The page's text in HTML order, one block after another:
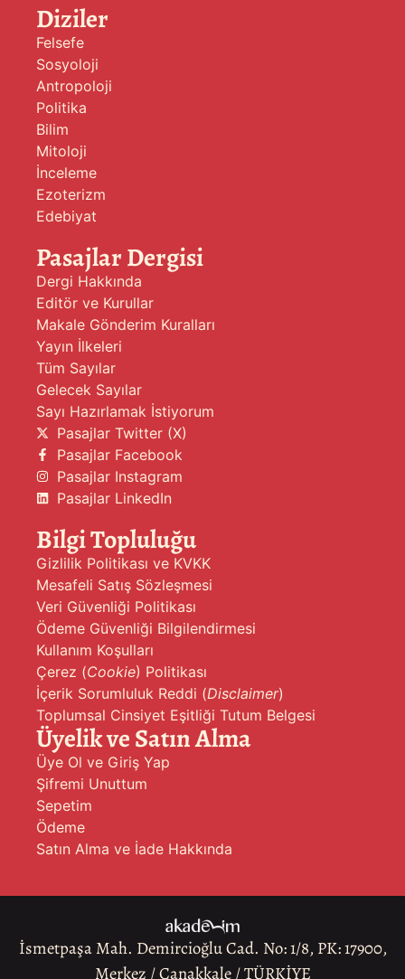
Diziler
Felsefe
Sosyoloji
Antropoloji
Politika
Bilim
Mitoloji
İnceleme
Ezoterizm
Edebiyat
Pasajlar Dergisi
Dergi Hakkında
Editör ve Kurullar
Makale Gönderim Kuralları
Yayın İlkeleri
Tüm Sayılar
Gelecek Sayılar
Sayı Hazırlamak İstiyorum
Pasajlar Twitter (X)
Pasajlar Facebook
Pasajlar Instagram
Pasajlar LinkedIn
Bilgi Topluluğu
Gizlilik Politikası ve KVKK
Mesafeli Satış Sözleşmesi
Veri Güvenliği Politikası
Ödeme Güvenliği Bilgilendirmesi
Kullanım Koşulları
Çerez (Cookie) Politikası
İçerik Sorumluluk Reddi (Disclaimer)
Toplumsal Cinsiyet Eşitliği Tutum Belgesi
Üyelik ve Satın Alma
Üye Ol ve Giriş Yap
Şifremi Unuttum
Sepetim
Ödeme
Satın Alma ve İade Hakkında
İsmetpaşa Mah. Demircioğlu Cad. No: 1/8, PK: 17900,
Merkez / Çanakkale / TÜRKİYE